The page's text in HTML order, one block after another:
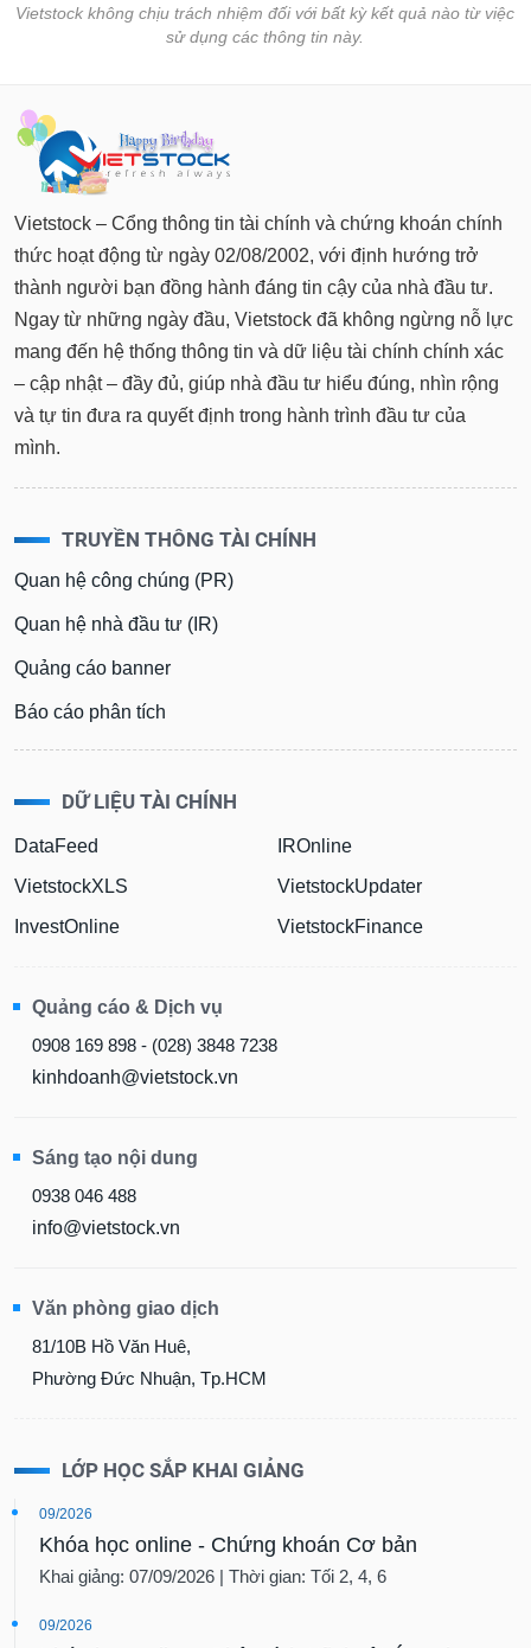
Vietstock không chịu trách nhiệm đối với bất kỳ kết quả nào từ việc
sử dụng các thông tin này.
Vietstock – Cổng thông tin tài chính và chứng khoán chính
thức hoạt động từ ngày 02/08/2002, với định hướng trở
thành người bạn đồng hành đáng tin cậy của nhà đầu tư.
Ngay từ những ngày đầu, Vietstock đã không ngừng nỗ lực
mang đến hệ thống thông tin và dữ liệu tài chính chính xác
– cập nhật – đầy đủ, giúp nhà đầu tư hiểu đúng, nhìn rộng
và tự tin đưa ra quyết định trong hành trình đầu tư của
mình.
TRUYỀN THÔNG TÀI CHÍNH
Quan hệ công chúng (PR)
Quan hệ nhà đầu tư (IR)
Quảng cáo banner
Báo cáo phân tích
DỮ LIỆU TÀI CHÍNH
DataFeed
VietstockXLS
InvestOnline
IROnline
VietstockUpdater
VietstockFinance
Quảng cáo & Dịch vụ
0908 169 898 - (028) 3848 7238
kinhdoanh@vietstock.vn
Sáng tạo nội dung
0938 046 488
info@vietstock.vn
Văn phòng giao dịch
81/10B Hồ Văn Huê,
Phường Đức Nhuận, Tp.HCM
LỚP HỌC SẮP KHAI GIẢNG
09/2026
Khóa học online - Chứng khoán Cơ bản
Khai giảng: 07/09/2026 | Thời gian: Tối 2, 4, 6
09/2026